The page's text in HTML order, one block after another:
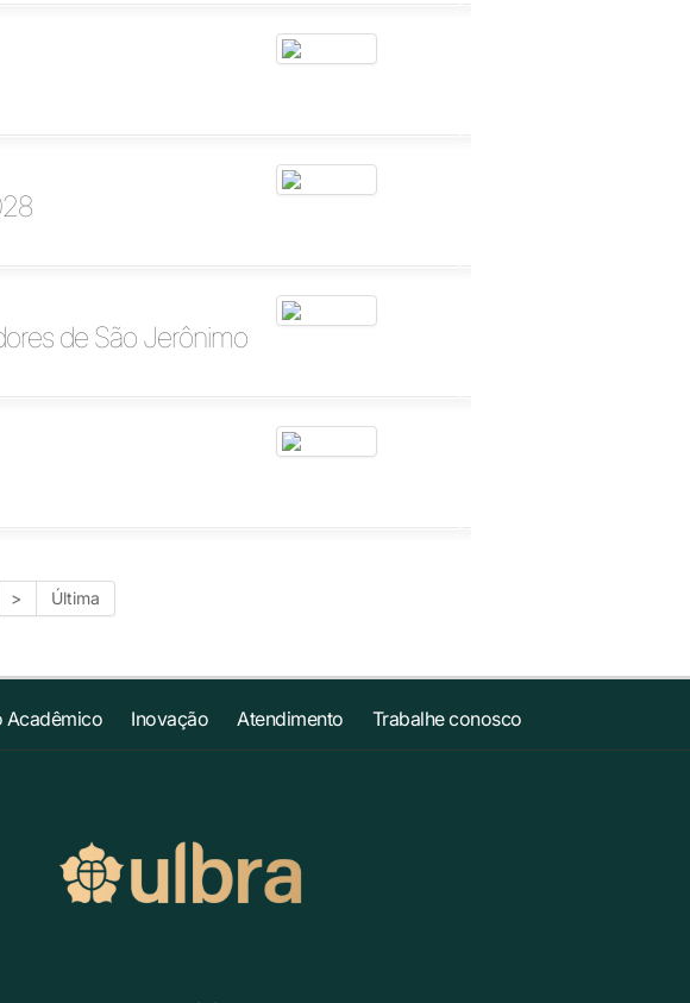
de São Jerônimo
> Última
Acadêmico Inovação Atendimento Trabalhe conosco